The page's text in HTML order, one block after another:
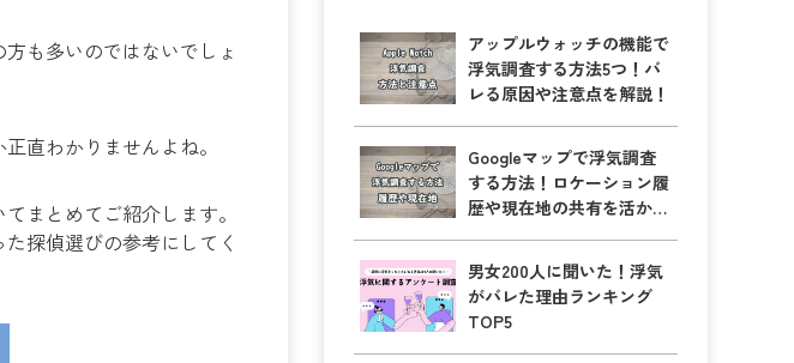
も多いのではないでしょ
直わかりませんよね。
まとめてご紹介します。
探偵選びの参考にしてく
アップルウォッチの機能で
浮気調査する方法5つ！バ
レる原因や注意点を解説！
Googleマップで浮気調査
する方法！ロケーション履
歴や現在地の共有を活かそ
男女200人に聞いた！浮気
がバレた理由ランキング
TOP5